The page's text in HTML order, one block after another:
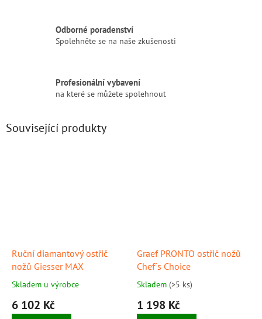
Odborné poradenství
Spolehněte se na naše zkušenosti
Profesionální vybavení
na které se můžete spolehnout
Související produkty
Ruční diamantový ostřič
nožů Giesser MAX
Skladem u výrobce
6 102 Kč
Graef PRONTO ostřič nožů
Chef´s Choice
Skladem (>5 ks)
1 198 Kč